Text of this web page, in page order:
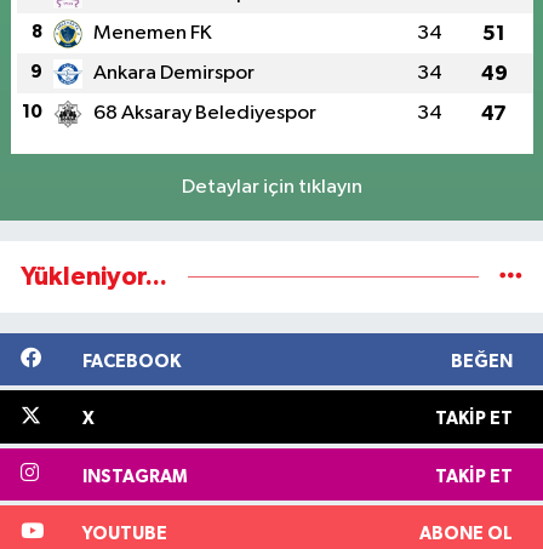
8 Menemen FK 34 51
9 Ankara Demirspor 34 49
10 68 Aksaray Belediyespor 34 47
Detaylar için tıklayın
Yükleniyor...
FACEBOOK BEĞEN
X TAKIP ET
INSTAGRAM TAKIP ET
YOUTUBE ABONE OL